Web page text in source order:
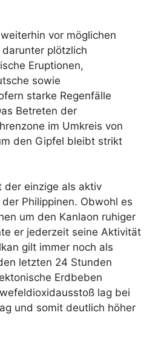
vor möglichen
plötzlich
Eruptionen,
sowie
starke Regenfälle
Betreten der
im Umkreis von
den Gipfel bleibt strikt
der einzige als aktiv
Philippinen. Obwohl es
um den Kanlaon ruhiger
er jederzeit seine Aktivität
gilt immer noch als
letzten 24 Stunden
Erdbeben
lag bei
und somit deutlich höher